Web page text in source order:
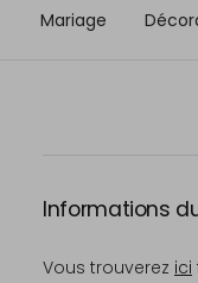
Mariage
Informations
Vous trouverez ici